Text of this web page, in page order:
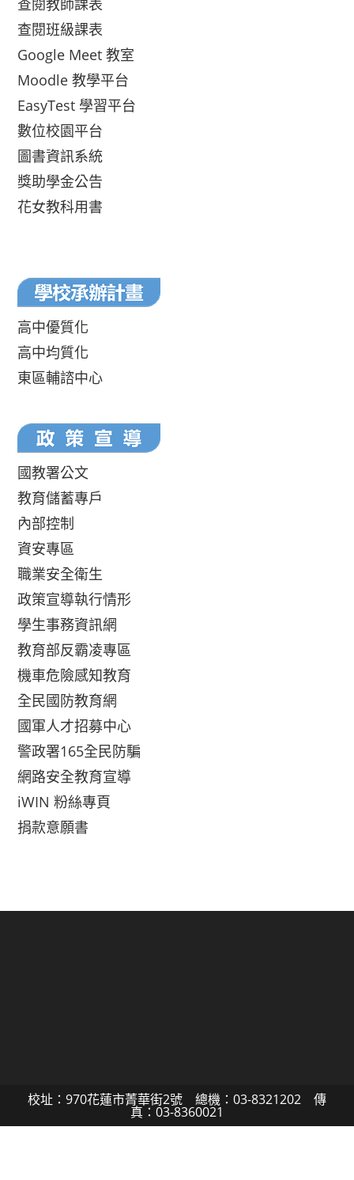
查閱教師課表
查閱班級課表
Google Meet 教室
Moodle 教學平台
EasyTest 學習平台
數位校園平台
圖書資訊系統
獎助學金公告
花女教科用書
高中優質化
高中均質化
東區輔諮中心
國教署公文
教育儲蓄專戶
內部控制
資安專區
職業安全衛生
政策宣導執行情形
學生事務資訊網
教育部反霸凌專區
機車危險感知教育
全民國防教育網
國軍人才招募中心
警政署165全民防騙
網路安全教育宣導
iWIN 粉絲專頁
捐款意願書
校址：970花蓮市菁華街2號 總機：03-8321202 傳
真：03-8360021